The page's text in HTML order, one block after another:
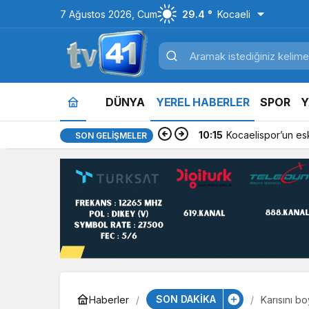
7 Ağustos 2026, Cum 29.4 ° Kocaeli
DÜNYA YEREL HABERLER SPOR
SON GELIŞMELER 10:15 Kocaelispor’un
Haberler SON DAKİKA Karısını